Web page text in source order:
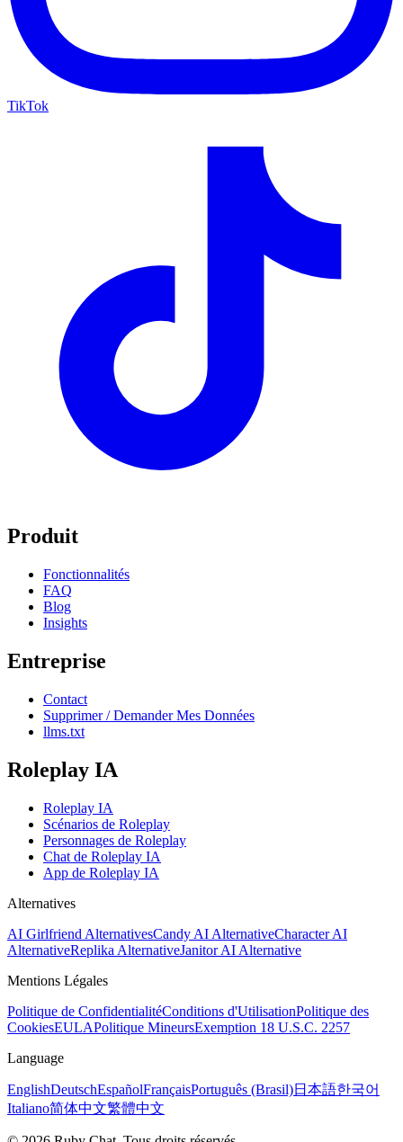
TikTok
Produit
Fonctionnalités
FAQ
Blog
Insights
Entreprise
Contact
Supprimer / Demander Mes Données
llms.txt
Roleplay IA
Roleplay IA
Scénarios de Roleplay
Personnages de Roleplay
Chat de Roleplay IA
App de Roleplay IA
Alternatives
AI Girlfriend AlternativesCandy AI AlternativeCharacter AI
AlternativeReplika AlternativeJanitor AI Alternative
Mentions Légales
Politique de ConfidentialitéConditions d'UtilisationPolitique des
CookiesEULAPolitique MineursExemption 18 U.S.C. 2257
Language
EnglishDeutschEspañolFrançaisPortuguês (Brasil)日本語한국어
Italiano简体中文繁體中文